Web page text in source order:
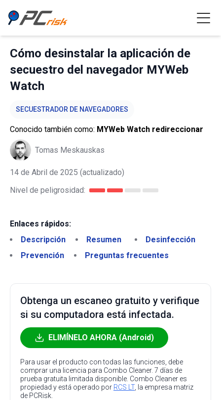
Cómo desinstalar la aplicación de
secuestro del navegador MYWeb
Watch
SECUESTRADOR DE NAVEGADORES
Conocido también como: MYWeb Watch redireccionar
Tomas Meskauskas
14 de Abril de 2025 (actualizado)
Nivel de peligrosidad:
Enlaces rápidos:
Descripción
Resumen
Desinfección
Prevención
Preguntas frecuentes
Obtenga un escaneo gratuito y verifique
si su computadora está infectada.
ELIMÍNELO AHORA (Android)
Para usar el producto con todas las funciones, debe
comprar una licencia para Combo Cleaner. 7 días de
prueba gratuita limitada disponible. Combo Cleaner es
propiedad y está operado por RCS LT, la empresa matriz
de PCRisk.